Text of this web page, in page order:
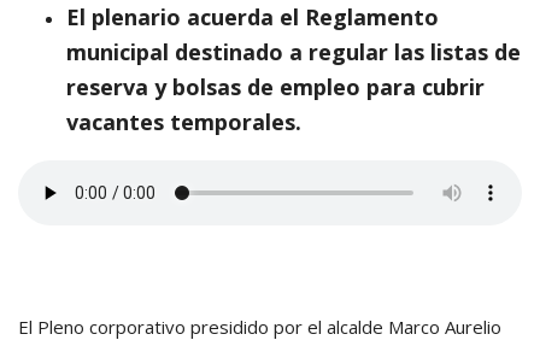
El plenario acuerda el Reglamento
municipal destinado a regular las listas de
reserva y bolsas de empleo para cubrir
vacantes temporales.
El Pleno corporativo presidido por el alcalde Marco Aurelio